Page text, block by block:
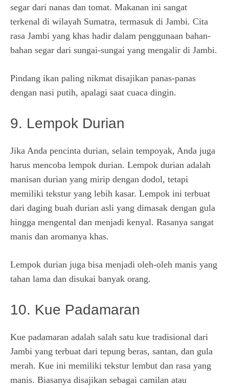
segar dari nanas dan tomat. Makanan ini sangat
terkenal di wilayah Sumatra, termasuk di Jambi. Cita
rasa Jambi yang khas hadir dalam penggunaan bahan-
bahan segar dari sungai-sungai yang mengalir di Jambi.
Pindang ikan paling nikmat disajikan panas-panas
dengan nasi putih, apalagi saat cuaca dingin.
9. Lempok Durian
Jika Anda pencinta durian, selain tempoyak, Anda juga
harus mencoba lempok durian. Lempok durian adalah
manisan durian yang mirip dengan dodol, tetapi
memiliki tekstur yang lebih kasar. Lempok ini terbuat
dari daging buah durian asli yang dimasak dengan gula
hingga mengental dan menjadi kenyal. Rasanya sangat
manis dan aromanya khas.
Lempok durian juga bisa menjadi oleh-oleh manis yang
tahan lama dan disukai banyak orang.
10. Kue Padamaran
Kue padamaran adalah salah satu kue tradisional dari
Jambi yang terbuat dari tepung beras, santan, dan gula
merah. Kue ini memiliki tekstur lembut dan rasa yang
manis. Biasanya disajikan sebagai camilan atau